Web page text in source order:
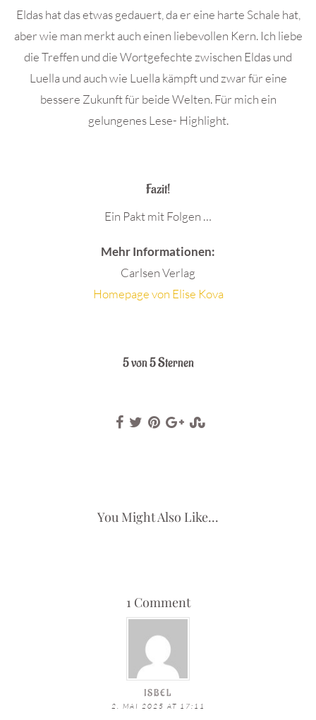
Eldas hat das etwas gedauert, da er eine harte Schale hat,
aber wie man merkt auch einen liebevollen Kern. Ich liebe
die Treffen und die Wortgefechte zwischen Eldas und
Luella und auch wie Luella kämpft und zwar für eine
bessere Zukunft für beide Welten. Für mich ein
gelungenes Lese- Highlight.
Fazit!
Ein Pakt mit Folgen …
Mehr Informationen:
Carlsen Verlag
Homepage von Elise Kova
5 von 5 Sternen
You Might Also Like...
1 Comment
ISBEL
2. MAI 2025 AT 17:11